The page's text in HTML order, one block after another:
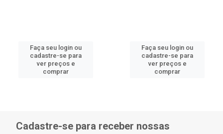
Faça seu login ou
cadastre-se para
ver preços e
comprar
Faça seu login ou
cadastre-se para
ver preços e
comprar
Cadastre-se para receber nossas